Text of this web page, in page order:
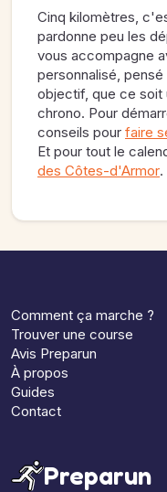
Cinq kilomètres,
pardonne peu les
vous accompagne
personnalisé,
objectif, que ce soit
chrono. Pour
conseils pour faire
Et pour tout le
des Côtes-d'Armor.
Comment ça marche ?
Trouver une course
Avis Preparun
À propos
Guides
Contact
Preparun